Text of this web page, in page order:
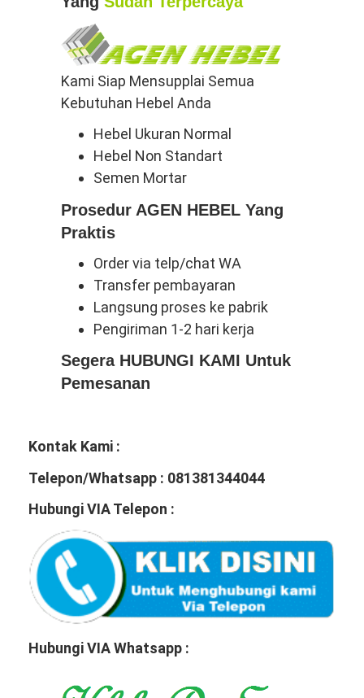
Kami Siap Mensupplai Semua
Kebutuhan Hebel Anda
Hebel Ukuran Normal
Hebel Non Standart
Semen Mortar
Prosedur AGEN HEBEL Yang
Praktis
Order via telp/chat WA
Transfer pembayaran
Langsung proses ke pabrik
Pengiriman 1-2 hari kerja
Segera HUBUNGI KAMI Untuk
Pemesanan
Kontak Kami :
Telepon/Whatsapp : 081381344044
Hubungi VIA Telepon :
Hubungi VIA Whatsapp :